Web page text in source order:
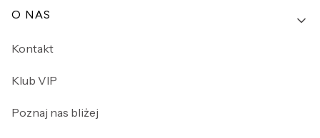
O NAS
Kontakt
Klub VIP
Poznaj nas bliżej